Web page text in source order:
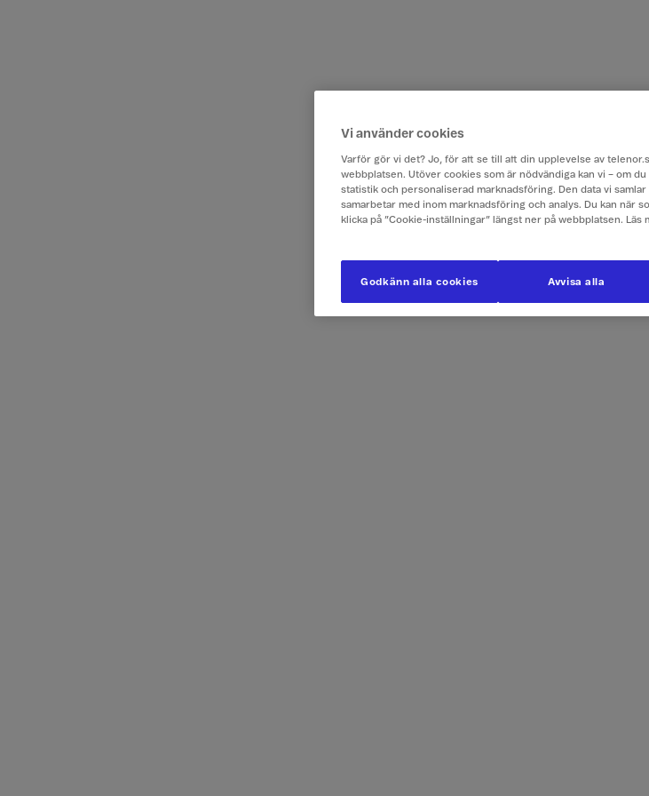
Vi använder cookies
Varför gör vi det? Jo, för att se till att din upplevelse av
webbplatsen. Utöver cookies som är nödvändiga kan vi – om
statistik och personaliserad marknadsföring. Den data vi
samarbetar med inom marknadsföring och analys. Du kan när
klicka på ”Cookie-inställningar” längst ner på webbplatsen. Läs
Avvisa alla
Godkänn alla cookies